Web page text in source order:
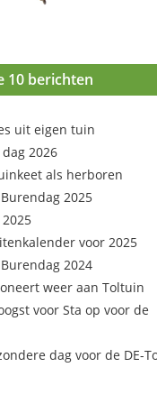
10 berichten
uit eigen tuin
2026
als herboren
2025
voor 2025
2024
weer aan Toltuin
voor Sta op voor de
dag voor de DE-